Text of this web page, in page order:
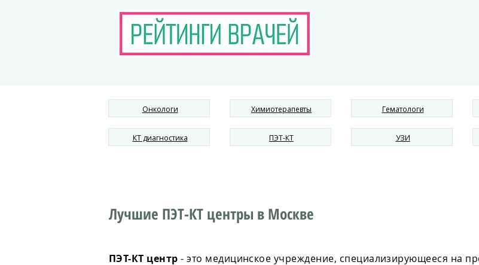
Онкологи
КТ диагностика
Химиотерапевты
ПЭТ-КТ
Гематологи
УЗИ
Лучшие ПЭТ-КТ центры в Москве
ПЭТ-КТ центр- это медицинское учреждение, специализирующееся на